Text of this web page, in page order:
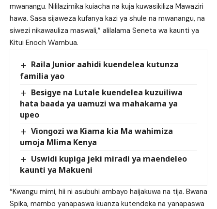
mwanangu. Nililazimika kuiacha na kuja kuwasikiliza Mawaziri
hawa. Sasa sijaweza kufanya kazi ya shule na mwanangu, na
siwezi nikawauliza maswali,” alilalama Seneta wa kaunti ya
Kitui Enoch Wambua.
Raila Junior aahidi kuendelea kutunza
familia yao
Besigye na Lutale kuendelea kuzuiliwa
hata baada ya uamuzi wa mahakama ya
upeo
Viongozi wa Kiama kia Ma wahimiza
umoja Mlima Kenya
Uswidi kupiga jeki miradi ya maendeleo
kaunti ya Makueni
“Kwangu mimi, hii ni asubuhi ambayo haijakuwa na tija. Bwana
Spika, mambo yanapaswa kuanza kutendeka na yanapaswa